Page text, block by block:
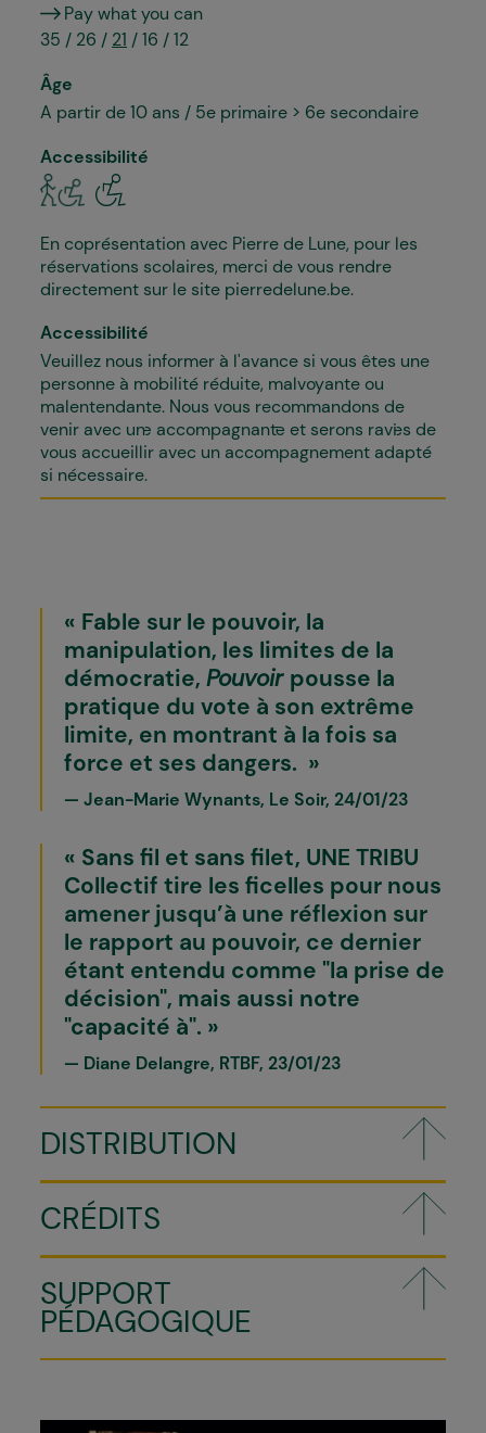
Pay what you can
35 / 26 / 21 / 16 / 12
Âge
A partir de 10 ans / 5e primaire > 6e secondaire
Accessibilité
En coprésentation avec Pierre de Lune, pour les
réservations scolaires, merci de vous rendre
directement sur le site pierredelune.be.
Accessibilité
Veuillez nous informer à l'avance si vous êtes une
personne à mobilité réduite, malvoyante ou
malentendante. Nous vous recommandons de
venir avec un·e accompagnant·e et serons ravi·es de
vous accueillir avec un accompagnement adapté
si nécessaire.
Fable sur le pouvoir, la
manipulation, les limites de la
démocratie, Pouvoir pousse la
pratique du vote à son extrême
limite, en montrant à la fois sa
force et ses dangers.
Jean-Marie Wynants, Le Soir, 24/01/23
Sans fil et sans filet, UNE TRIBU
Collectif tire les ficelles pour nous
amener jusqu’à une réflexion sur
le rapport au pouvoir, ce dernier
étant entendu comme "la prise de
décision", mais aussi notre
"capacité à".
Diane Delangre, RTBF, 23/01/23
DISTRIBUTION
CRÉDITS
SUPPORT
PÉDAGOGIQUE